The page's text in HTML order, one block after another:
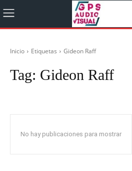
Inicio Etiquetas Gideon Raff
Tag: Gideon Raff
No hay publicaciones para mostrar